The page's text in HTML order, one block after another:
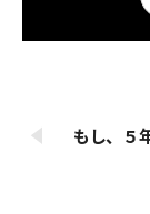
もし、５